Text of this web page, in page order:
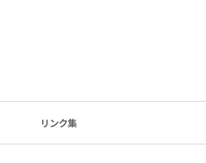
リンク集